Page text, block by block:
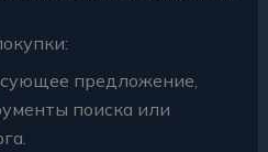
предложение,
поиска или